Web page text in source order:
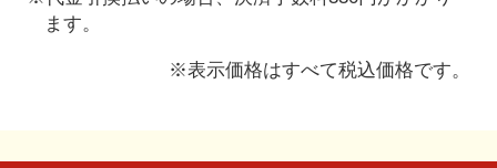
ます。
※表示価格はすべて税込価格です。